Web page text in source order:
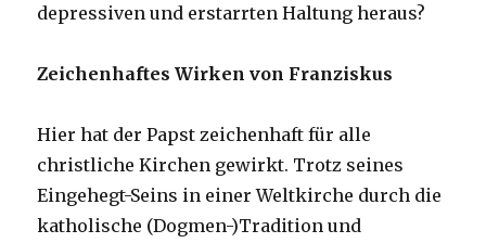
depressiven und erstarrten Haltung heraus?
Zeichenhaftes Wirken von Franziskus
Hier hat der Papst zeichenhaft für alle
christliche Kirchen gewirkt. Trotz seines
Eingehegt-Seins in einer Weltkirche durch die
katholische (Dogmen-)Tradition und